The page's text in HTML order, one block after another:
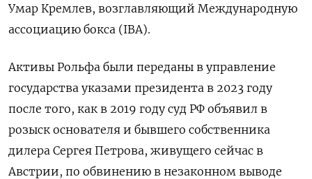
Умар Кремлев, возглавляющий Международную
ассоциацию бокса (IBA).
Активы Рольфа были переданы в управление
государства указами президента в 2023 году
после того, как в 2019 году суд РФ объявил в
розыск основателя и бывшего собственника
дилера Сергея Петрова, живущего сейчас в
Австрии, по обвинению в незаконном выводе